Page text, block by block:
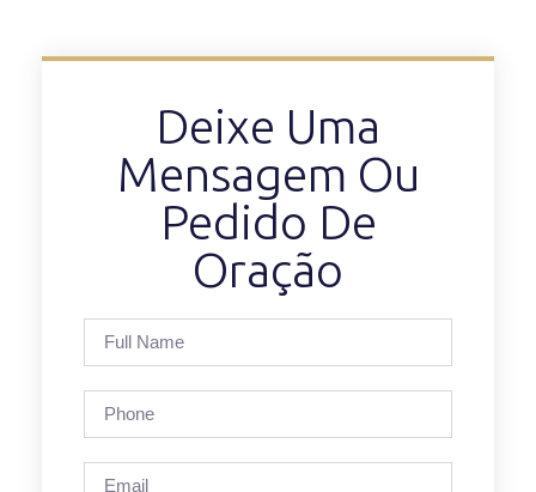
Deixe Uma
Mensagem Ou
Pedido De
Oração